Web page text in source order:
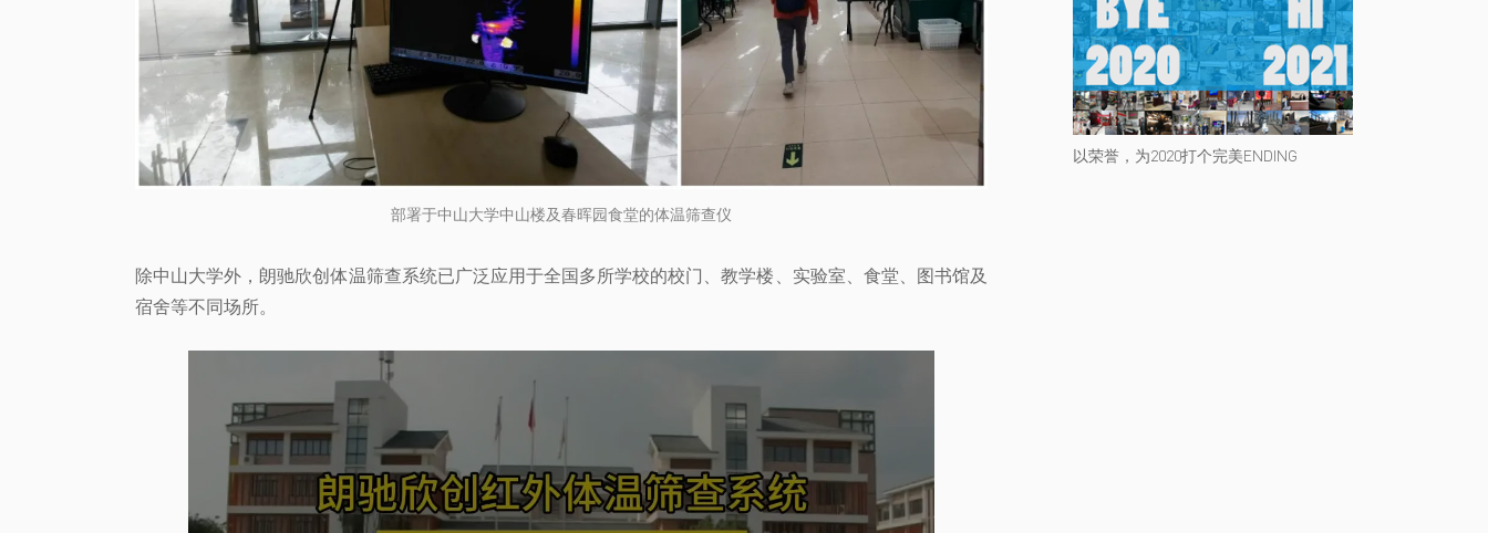
部署于中山大学中山楼及春晖园食堂的体温筛查仪
除中山大学外，朗驰欣创体温筛查系统已广泛应用于全国多所学校的校门、教学楼、实验室、食堂、图书馆及
宿舍等不同场所。
以荣誉，为2020打个完美ENDING